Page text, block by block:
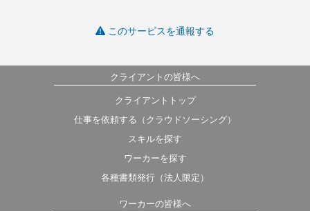
このサービスを通報する
クライアントの皆様へ
クライアントトップ
仕事を依頼する（クラウドソーシング）
スキルを探す
ワーカーを探す
各種書類発行（法人限定）
ワーカーの皆様へ